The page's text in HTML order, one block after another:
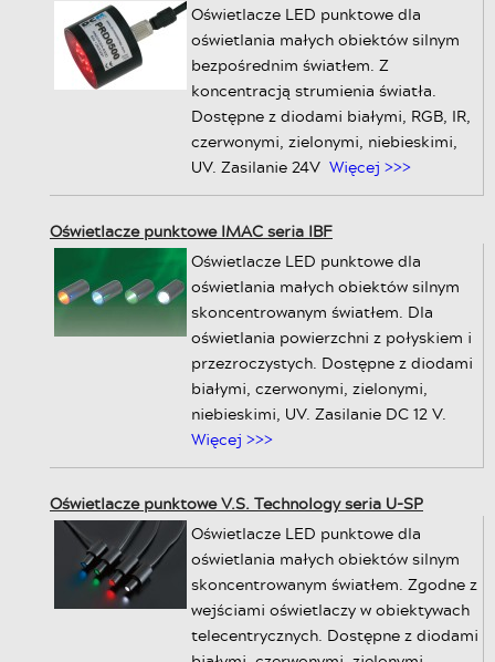
Oświetlacze LED punktowe dla
oświetlania małych obiektów silnym
bezpośrednim światłem. Z
koncentracją strumienia światła.
Dostępne z diodami białymi, RGB, IR,
czerwonymi, zielonymi, niebieskimi,
UV. Zasilanie 24V Więcej >>>
Oświetlacze punktowe IMAC seria IBF
Oświetlacze LED punktowe dla
oświetlania małych obiektów silnym
skoncentrowanym światłem. Dla
oświetlania powierzchni z połyskiem i
przezroczystych. Dostępne z diodami
białymi, czerwonymi, zielonymi,
niebieskimi, UV. Zasilanie DC 12 V.
Więcej >>>
Oświetlacze punktowe V.S. Technology seria U-SP
Oświetlacze LED punktowe dla
oświetlania małych obiektów silnym
skoncentrowanym światłem. Zgodne z
wejściami oświetlaczy w obiektywach
telecentrycznych. Dostępne z diodami